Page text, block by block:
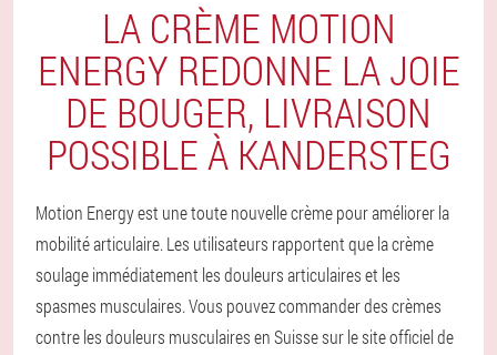
LA CRÈME MOTION
ENERGY REDONNE LA JOIE
DE BOUGER, LIVRAISON
POSSIBLE À KANDERSTEG
Motion Energy est une toute nouvelle crème pour améliorer la
mobilité articulaire. Les utilisateurs rapportent que la crème
soulage immédiatement les douleurs articulaires et les
spasmes musculaires. Vous pouvez commander des crèmes
contre les douleurs musculaires en Suisse sur le site officiel de